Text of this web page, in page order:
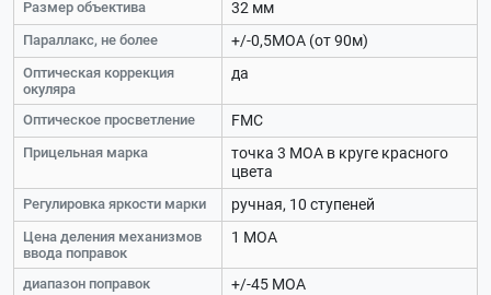
Размер объектива 32 мм
Параллакс, не более +/-0,5МОА (от 90м)
Оптическая коррекция
окуляра
да
Оптическое просветление FMC
Прицельная марка
точка 3 МОА в круге красного
цвета
Регулировка яркости марки ручная, 10 ступеней
Цена деления механизмов
ввода поправок
1 МОА
диапазон поправок +/-45 МОА